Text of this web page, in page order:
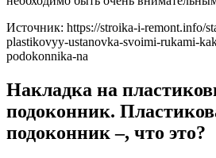
Источник: https://stroika-i-remont.info/
plastikovyy-ustanovka-svoimi-rukami-
podokonnika-na
Накладка на
подоконник.
подоконник –, что это?